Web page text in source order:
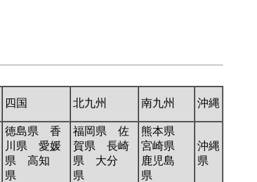
四国 北九州 南九州 沖縄
徳島県 香
川県 愛媛
県 高知
県
福岡県 佐
賀県 長崎
県 大分
県
熊本県
宮崎県
鹿児島
県
沖縄
県